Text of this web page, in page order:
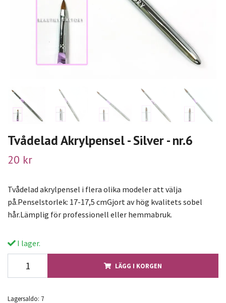
Tvådelad Akrylpensel - Silver - nr.6
20 kr
Tvådelad akrylpensel i flera olika modeler att välja
på.Penselstorlek: 17-17,5 cmGjort av hög kvalitets sobel
hår.Lämplig för professionell eller hemmabruk.
I lager.
LÄGG I KORGEN
Lagersaldo: 7